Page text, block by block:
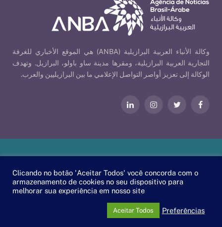
وكالة الأنباء العربية البرازيلية (ANBA) هي الموقع الأخباري للغرفة
التجارية العربية البرازيلية، ومقرها مدينة ساو باولو، البرازيل. وتهدف
الوكالة إلى تعزيز أواصر التواصل الإعلامي ما بين البرازيليين والعرب.
فيسبوكتويتر الانستغراملينكدإن
EscaEsco
.
Clicando no botão 'Aceitar Todos' você concorda com o
armazenamento de cookies no seu dispositivo para
melhorar sua experiência em nosso site
Preferências
Aceitar Todos
PT
EN